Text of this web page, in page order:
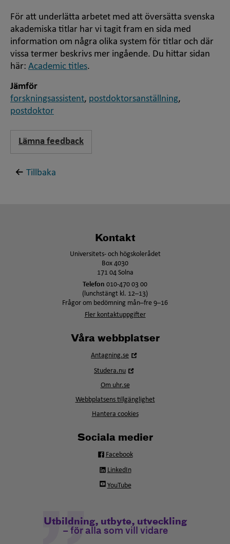
För att underlätta arbetet med att översätta svenska
akademiska titlar har vi tagit fram en sida med
information om några olika system för titlar och där
vissa termer beskrivs mer ingående. Du hittar sidan
här: Academic titles.
Jämför
forskningsassistent, postdoktorsanställning,
postdoktor
Lämna feedback
Tillbaka
Kontakt
Universitets- och högskolerådet
Box 4030
171 04 Solna
Telefon 010-470 03 00
(lunchstängt kl. 12–13)
Frågor om bedömning mån–fre 9–16
Fler kontaktuppgifter
Våra webbplatser
Antagning.se
Studera.nu
fönster
Om uhr.se
Webbplatsens tillgänglighet
Hantera cookies
Sociala medier
Facebook
LinkedIn
YouTube
Utbildning, utbyte, utveckling
– för alla som vill vidare